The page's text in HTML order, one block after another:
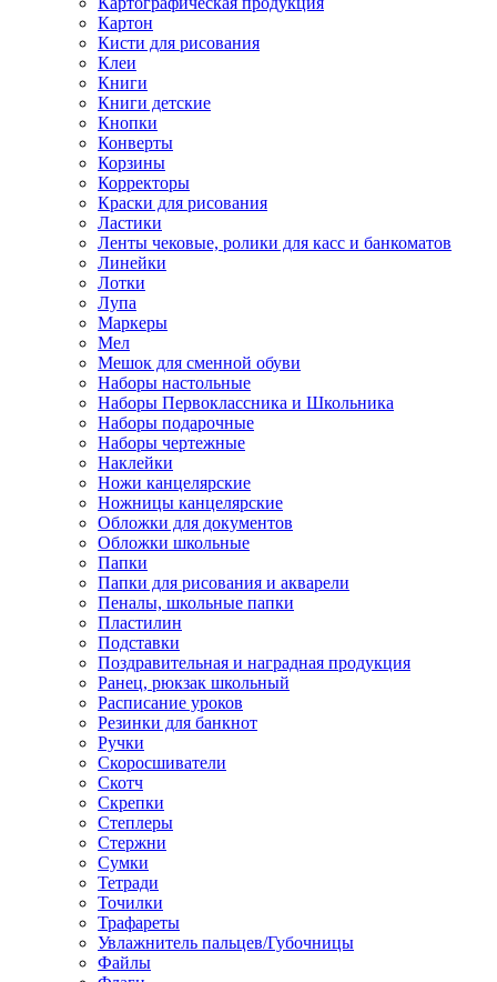
Картон
Кисти для рисования
Клеи
Книги
Книги детские
Кнопки
Конверты
Корзины
Корректоры
Краски для рисования
Ластики
Ленты чековые, ролики для касс и банкоматов
Линейки
Лотки
Лупа
Маркеры
Мел
Мешок для сменной обуви
Наборы настольные
Наборы Первоклассника и Школьника
Наборы подарочные
Наборы чертежные
Наклейки
Ножи канцелярские
Ножницы канцелярские
Обложки для документов
Обложки школьные
Папки
Папки для рисования и акварели
Пеналы, школьные папки
Пластилин
Подставки
Поздравительная и наградная продукция
Ранец, рюкзак школьный
Расписание уроков
Резинки для банкнот
Ручки
Скоросшиватели
Скотч
Скрепки
Степлеры
Стержни
Сумки
Тетради
Точилки
Трафареты
Увлажнитель пальцев/Губочницы
Файлы